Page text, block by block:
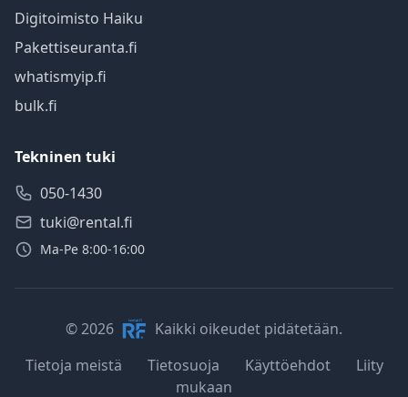
Digitoimisto Haiku
Pakettiseuranta.fi
whatismyip.fi
bulk.fi
Tekninen tuki
050-1430
tuki@rental.fi
Ma-Pe 8:00-16:00
© 2026
Kaikki oikeudet pidätetään.
Tietoja meistä
Tietosuoja Käyttöehdot
Liity
mukaan